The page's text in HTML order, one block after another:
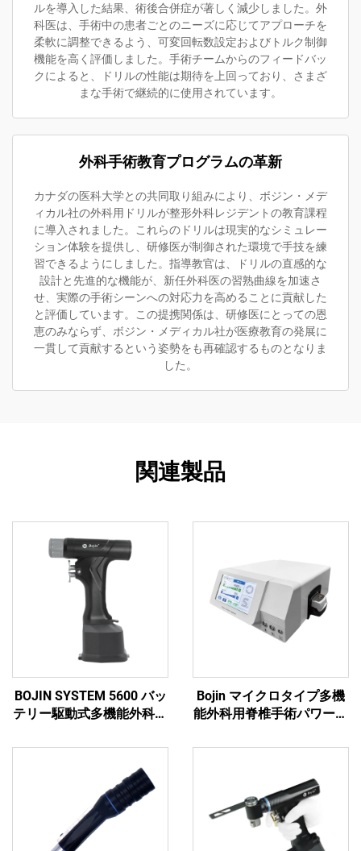
ルを導入した結果、術後合併症が著しく減少しました。外
科医は、手術中の患者ごとのニーズに応じてアプローチを
柔軟に調整できるよう、可変回転数設定およびトルク制御
機能を高く評価しました。手術チームからのフィードバッ
クによると、ドリルの性能は期待を上回っており、さまざ
まな手術で継続的に使用されています。
外科手術教育プログラムの革新
カナダの医科大学との共同取り組みにより、ボジン・メデ
ィカル社の外科用ドリルが整形外科レジデントの教育課程
に導入されました。これらのドリルは現実的なシミュレー
ション体験を提供し、研修医が制御された環境で手技を練
習できるようにしました。指導教官は、ドリルの直感的な
設計と先進的な機能が、新任外科医の習熟曲線を加速さ
せ、実際の手術シーンへの対応力を高めることに貢献した
と評価しています。この提携関係は、研修医にとっての恩
恵のみならず、ボジン・メディカル社が医療教育の発展に
一貫して貢献するという姿勢をも再確認するものとなりま
した。
関連製品
BOJIN SYSTEM 5600 バッ
テリー駆動式多機能外科用
Bojin マイクロタイプ多機
能外科用脊椎手術パワーツ